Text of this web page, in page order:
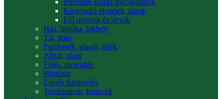
Prémium száraz macskatápok
Kiegészítő eledelek, tápok
Élő rovarok és lárvák
Ház, bújóka, fekhely
Tál, itató
Futókerék, alagút, játék
Aljzat, alom
Fűtés, melegítés
Higiénia
Egyéb felszerelés
Terráriumok, ketrecek